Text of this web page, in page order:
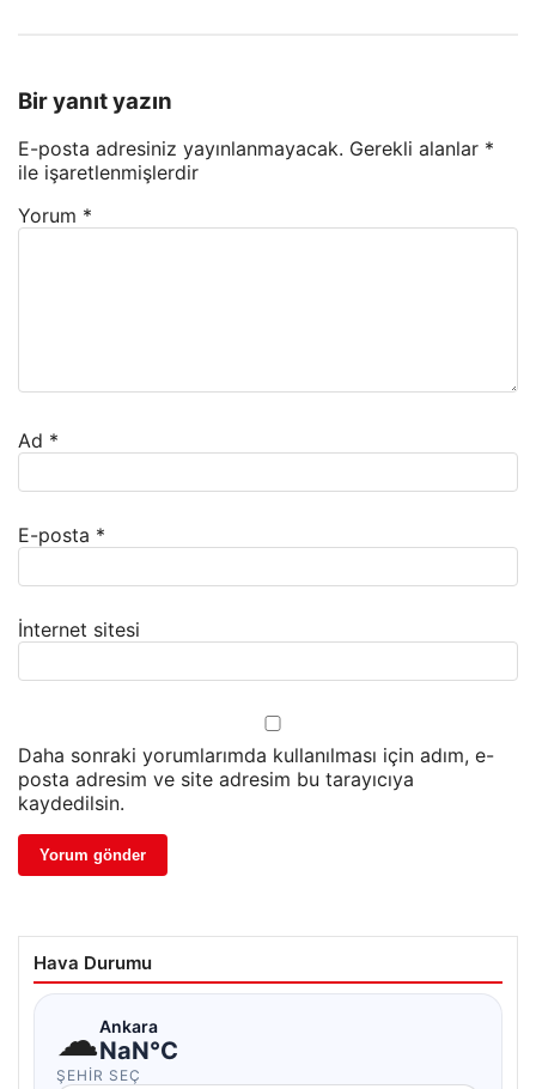
Bir yanıt yazın
E-posta adresiniz yayınlanmayacak. Gerekli alanlar *
ile işaretlenmişlerdir
Yorum *
Ad *
E-posta *
İnternet sitesi
Daha sonraki yorumlarımda kullanılması için adım, e-
posta adresim ve site adresim bu tarayıcıya
kaydedilsin.
Hava Durumu
☁Ankara
NaN°C
ŞEHIR SEÇ